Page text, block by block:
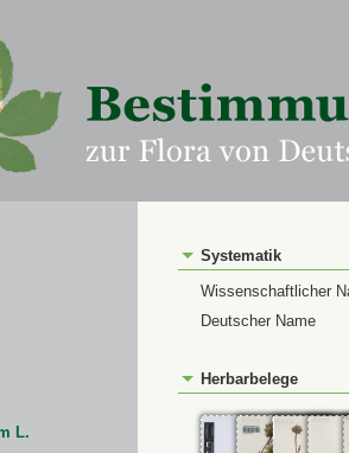
L.
Systematik
Wissenschaftlicher
Deutscher Name
Herbarbelege